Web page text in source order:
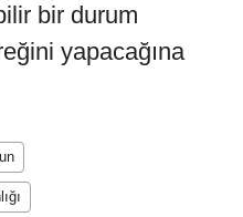
bir durum
yapacağına